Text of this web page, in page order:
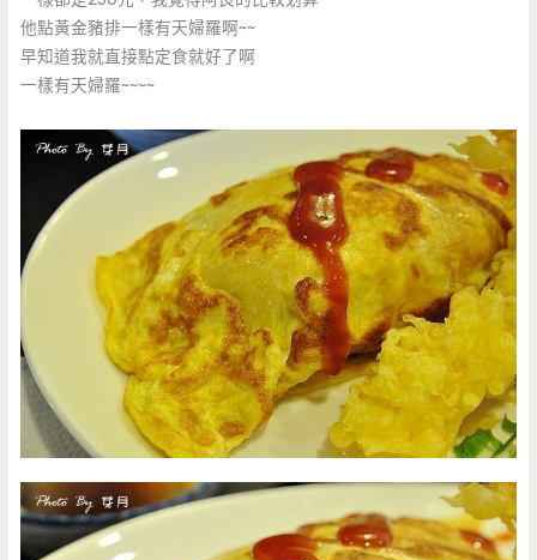
他點黃金豬排一樣有天婦羅啊~~
早知道我就直接點定食就好了啊
一樣有天婦羅~~~~